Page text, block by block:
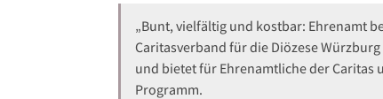
„Bunt, vielfältig und kostbar: Ehrenamt
Caritasverband für die Diözese
und bietet für Ehrenamtliche der Caritas
Programm.